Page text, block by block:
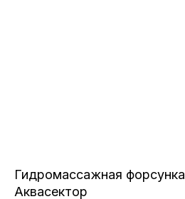
Гидромассажная
Аквасектор